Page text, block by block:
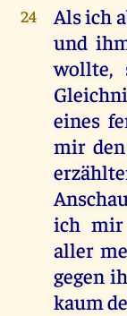
24
Als ich
und
wollte,
eines
mir
ich mir
aller
gegen
kaum